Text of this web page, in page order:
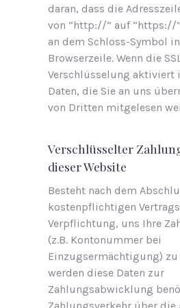
daran, dass die
von “http://” auf “https://
an dem Schloss-Symbol
Browserzeile. Wenn die
Verschlüsselung aktiviert
Daten, die Sie an uns
von Dritten mitgelesen
Verschlüsselter
dieser Website
Besteht nach dem
kostenpflichtigen
Verpflichtung, uns Ihre
(z.B. Kontonummer bei
Einzugsermächtigung)
werden diese Daten zur
Zahlungsabwicklung